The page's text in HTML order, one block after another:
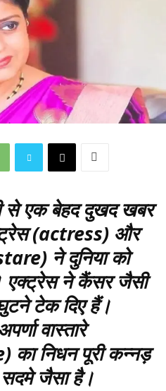
से एक बेहद दुखद खबर
(actress) और
ने दुनिया को
एक्ट्रेस ने कैंसर जैसी
टेक दिए हैं।
वास्तारे
निधन पूरी कन्नड़
सदमे जैसा है।